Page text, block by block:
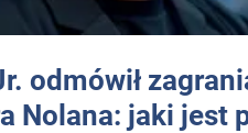
odmówił
Nolana: jaki jest